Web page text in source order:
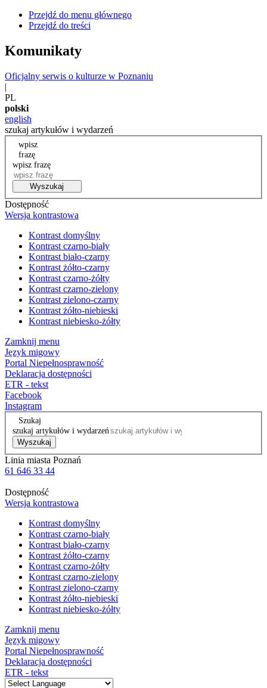
Przejdź do menu głównego
Przejdź do treści
Komunikaty
Oficjalny serwis o kulturze w Poznaniu
|
PL
polski
english
szukaj artykułów i wydarzeń
wpisz
frazę
wpisz frazę
Wyszukaj
Dostępność
Wersja kontrastowa
Kontrast domyślny
Kontrast czarno-biały
Kontrast biało-czarny
Kontrast żółto-czarny
Kontrast czarno-żółty
Kontrast czarno-zielony
Kontrast zielono-czarny
Kontrast żółto-niebieski
Kontrast niebiesko-żółty
Zamknij menu
Język migowy
Portal Niepełnosprawność
Deklaracja dostępności
ETR - tekst
Facebook
Instagram
Szukaj
szukaj artykułów i wydarzeń
Wyszukaj
Linia miasta Poznań
61 646 33 44
Dostępność
Wersja kontrastowa
Kontrast domyślny
Kontrast czarno-biały
Kontrast biało-czarny
Kontrast żółto-czarny
Kontrast czarno-żółty
Kontrast czarno-zielony
Kontrast zielono-czarny
Kontrast żółto-niebieski
Kontrast niebiesko-żółty
Zamknij menu
Język migowy
Portal Niepełnosprawność
Deklaracja dostępności
ETR - tekst